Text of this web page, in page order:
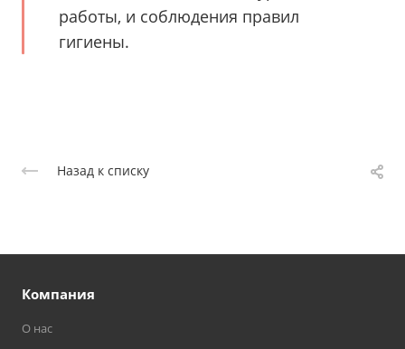
работы, и соблюдения правил
гигиены.
Назад к списку
Компания
О нас